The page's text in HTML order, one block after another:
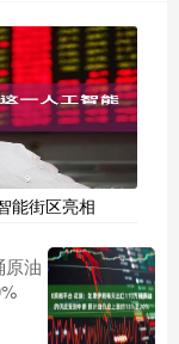
能街区亮相
原油